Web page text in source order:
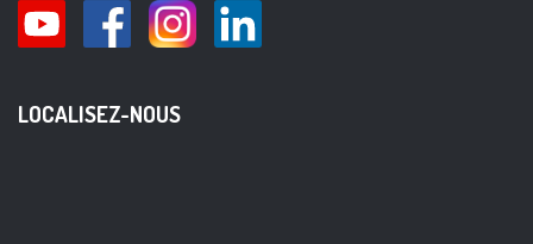
LOCALISEZ-NOUS